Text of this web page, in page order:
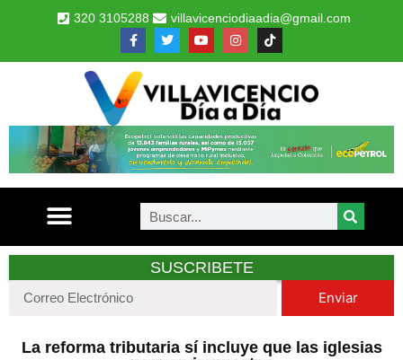
320 3105288 villavicenciodiaadia@gmail.com
SUSCRIBETE
Enviar
La reforma tributaria sí incluye que las iglesias